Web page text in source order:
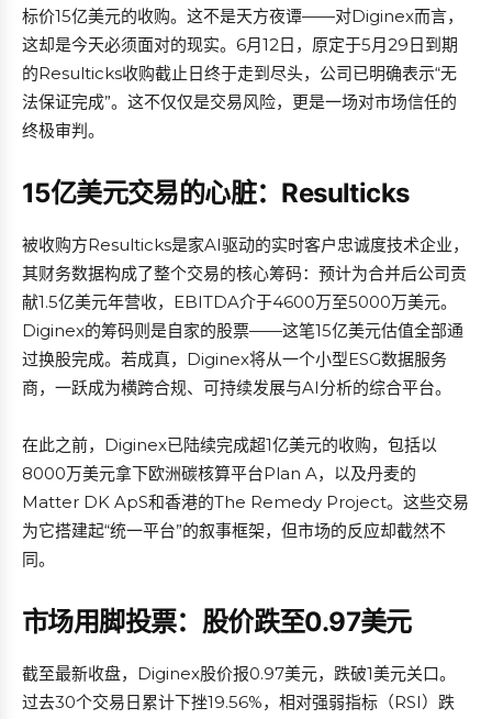
标价15亿美元的收购。这不是天方夜谭——对Diginex而言，
这却是今天必须面对的现实。6月12日，原定于5月29日到期
的Resulticks收购截止日终于走到尽头，公司已明确表示“无
法保证完成”。这不仅仅是交易风险，更是一场对市场信任的
终极审判。
15亿美元交易的心脏：Resulticks
被收购方Resulticks是家AI驱动的实时客户忠诚度技术企业，
其财务数据构成了整个交易的核心筹码：预计为合并后公司贡
献1.5亿美元年营收，EBITDA介于4600万至5000万美元。
Diginex的筹码则是自家的股票——这笔15亿美元估值全部通
过换股完成。若成真，Diginex将从一个小型ESG数据服务
商，一跃成为横跨合规、可持续发展与AI分析的综合平台。
在此之前，Diginex已陆续完成超1亿美元的收购，包括以
8000万美元拿下欧洲碳核算平台Plan A，以及丹麦的
Matter DK ApS和香港的The Remedy Project。这些交易
为它搭建起“统一平台”的叙事框架，但市场的反应却截然不
同。
市场用脚投票：股价跌至0.97美元
截至最新收盘，Diginex股价报0.97美元，跌破1美元关口。
过去30个交易日累计下挫19.56%，相对强弱指标（RSI）跌